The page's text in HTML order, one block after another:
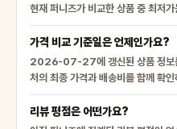
현재 퍼니즈가 비교한 상품 중 최저
가격 비교 기준일은 언제인가요?
2026-07-27에 갱신된 상품 정보
처의 최종 가격과 배송비를 함께 확인
리뷰 평점은 어떤가요?